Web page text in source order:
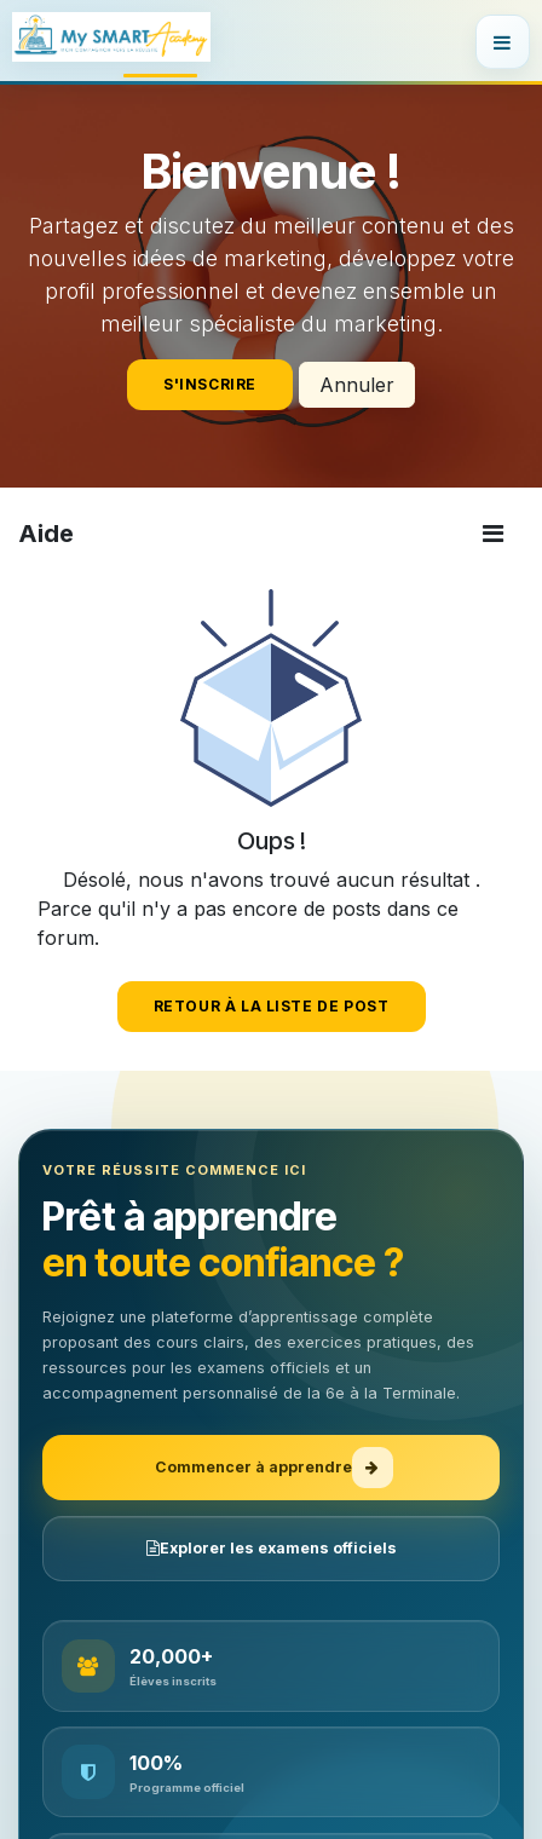
SE RENDRE AU CONTENU
Bienvenue !
Partagez et discutez du meilleur contenu et des
nouvelles idées de marketing, développez votre
profil professionnel et devenez ensemble un
meilleur spécialiste du marketing.
S'INSCRIRE Annuler
Aide
Oups !
Désolé, nous n'avons trouvé aucun résultat .
Parce qu'il n'y a pas encore de posts dans ce
forum.
RETOUR À LA LISTE DE POST
VOTRE RÉUSSITE COMMENCE ICI
Prêt à apprendre
en toute confiance ?
Rejoignez une plateforme d’apprentissage complète
proposant des cours clairs, des exercices pratiques, des
ressources pour les examens officiels et un
accompagnement personnalisé de la 6e à la Terminale.
Commencer à apprendre
Explorer les examens officiels
20,000+
Élèves inscrits
100%
Programme officiel